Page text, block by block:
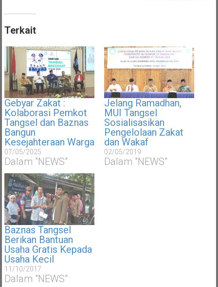
Terkait
Gebyar Zakat :
Kolaborasi Pemkot
Tangsel dan Baznas
Bangun
Kesejahteraan Warga
07/05/2025
Dalam "NEWS"
Jelang Ramadhan,
MUI Tangsel
Sosialisasikan
Pengelolaan Zakat
dan Wakaf
02/05/2019
Dalam "NEWS"
Baznas Tangsel
Berikan Bantuan
Usaha Gratis Kepada
Usaha Kecil
11/10/2017
Dalam "NEWS"